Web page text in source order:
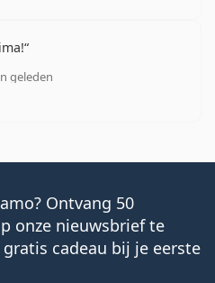
geleden
5 van 5
Ontvang 50
onze nieuwsbrief te
cadeau bij je eerste